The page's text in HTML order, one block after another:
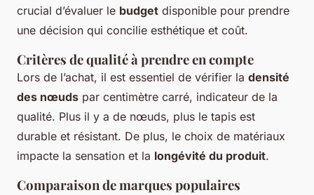
crucial d’évaluer le budget disponible pour prendre
une décision qui concilie esthétique et coût.
Critères de qualité à prendre en compte
Lors de l’achat, il est essentiel de vérifier la densité
des nœuds par centimètre carré, indicateur de la
qualité. Plus il y a de nœuds, plus le tapis est
durable et résistant. De plus, le choix de matériaux
impacte la sensation et la longévité du produit.
Comparaison de marques populaires